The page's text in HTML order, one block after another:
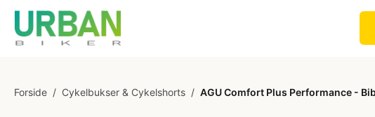
Forside / Cykelbukser & Cykelshorts / AGU Comfort Plus Performance -